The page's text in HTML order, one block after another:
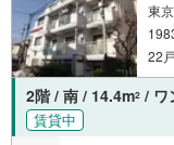
東
22
2階 / 南 / 14.4m2 / ワ
賃貸中